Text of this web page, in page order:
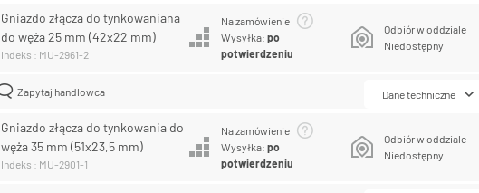
Gniazdo złącza do tynkowaniana
do węża 25 mm (42x22 mm)
Indeks : MU-2961-2
Na zamówienie
Wysyłka:po
potwierdzeniu
Odbiór w oddziale
Niedostępny
Zapytaj handlowca Dane techniczne
Gniazdo złącza do tynkowania do
węża 35 mm (51x23,5 mm)
Indeks : MU-2901-1
Na zamówienie
Wysyłka:po
potwierdzeniu
Odbiór w oddziale
Niedostępny